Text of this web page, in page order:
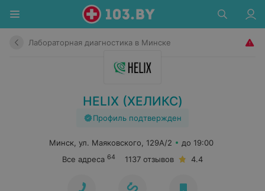
Лабораторная диагностика в Минске
HELIX (ХЕЛИКС)
Профиль подтвержден
Минск, ул. Маяковского, 129А/2
до 19:00
Все адреса 64 1137 отзывов 4.4